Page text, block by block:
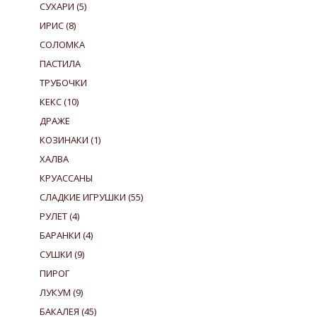
СУХАРИ (5)
ИРИС(8)
СОЛОМКА
ПАСТИЛА
ТРУБОЧКИ
КЕКС(10)
ДРАЖЕ
КОЗИНАКИ (1)
ХАЛВА
КРУАССАНЫ
СЛАДКИЕ ИГРУШКИ (55)
РУЛЕТ(4)
БАРАНКИ (4)
СУШКИ (9)
ПИРОГ
ЛУКУМ (9)
БАКАЛЕЯ (45)